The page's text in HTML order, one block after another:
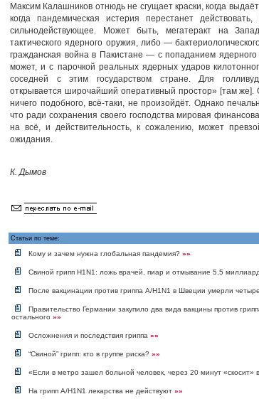
Максим Калашников отнюдь не сгущает краски, когда
когда пандемическая истерия перестанет
сильнодействующее. Может быть, мегатеракт на
тактического ядерного оружия, либо —
гражданская война в Пакистане — с попаданием
может, и с парочкой реальных ядерных ударов
соседней с этим государством стране. Для
открывается широчайший оперативный простор» [там же].
ничего подобного, всё-таки, не произойдёт. Однако
что ради сохранения своего господства мировая
на всё, и действительность, к сожалению, может
ожидания.
К. Дымов
Статьи по теме:
Кому и зачем нужна глобальная пандемия? »»
Свиной грипп H1N1: ложь врачей, пиар и отмывание 5,5
После вакцинации против гриппа A/H1N1 в Швеции умерли
Правительство Германии закупило два вида вакцины против
остального »»
Осложнения и последствия гриппа »»
“Свиной” грипп: кто в группе риска? »»
«Если в метро зашел больной человек, через 20 минут «скосит»
На грипп A/H1N1 лекарства не действуют »»